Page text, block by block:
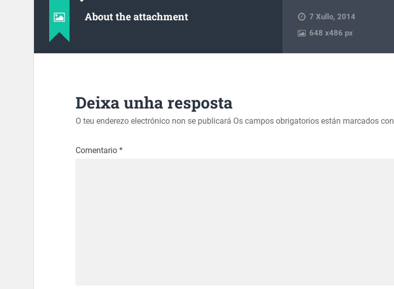
About the attachment
7 Xullo, 2014
648x486 px
Deixa unha resposta
O teu enderezo electrónico non se publicará Os campos obrigatorios están marcados con
Comentario *